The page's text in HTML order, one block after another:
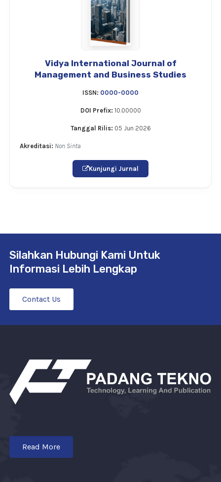
Vidya International Journal of
Management and Business Studies
ISSN: 0000-0000
DOI Prefix: 10.00000
Tanggal Rilis: 05 Jun 2026
Akreditasi: Non Sinta
Kunjungi Jurnal
Silahkan Hubungi Kami Untuk
Informasi Lebih Lengkap
Contact Us
Read More